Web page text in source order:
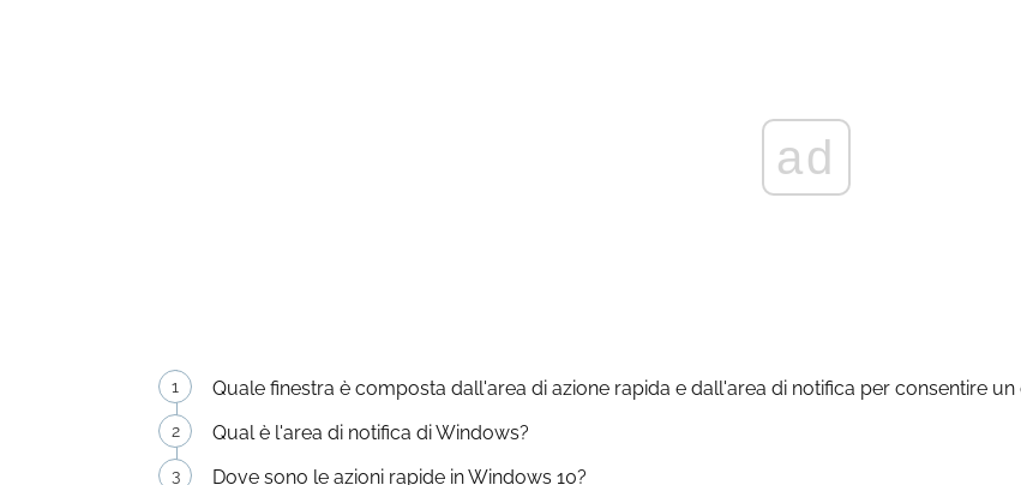
ad
Quale finestra è composta dall'area di azione rapida e dall'area di notifica per consentire
Qual è l'area di notifica di Windows?
Dove sono le azioni rapide in Windows 10?